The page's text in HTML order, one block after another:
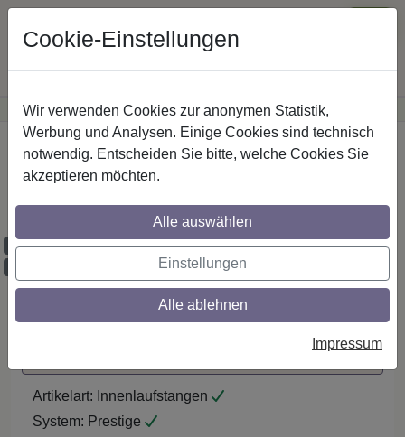
Günstige Versandkosteninnerhalb Österreichs· Sichere Zahlung
Startseite
IL-Stilg. 20 mm 1-lfg. Prestige Sitra 260
cm Weiß
Maßzuschnitt möglich
Artikelart: Innenlaufstangen
System: Prestige
Cookie-Einstellungen
Wir verwenden Cookies zur anonymen Statistik,
Werbung und Analysen. Einige Cookies sind technisch
notwendig. Entscheiden Sie bitte, welche Cookies Sie
akzeptieren möchten.
Alle auswählen
Einstellungen
Alle ablehnen
Impressum